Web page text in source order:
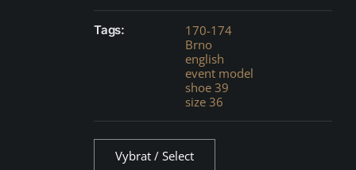
Tags:
170-174
Brno
english
event model
shoe 39
size 36
Vybrat / Select